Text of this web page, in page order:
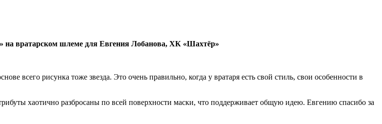
на вратарском шлеме для Евгения Лобанова, ХК «Шахтёр»
всего рисунка тоже звезда. Это очень правильно, когда у вратаря есть свой стиль, свои особенности в
хаотично разбросаны по всей поверхности маски, что поддерживает общую идею. Евгению спасибо за